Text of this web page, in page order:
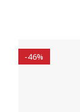
-46%